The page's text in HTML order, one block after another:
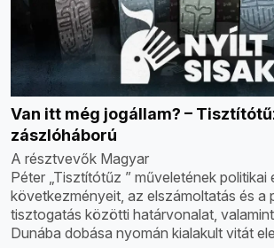
Van itt még jogállam? –
zászlóháború
A résztvevők Magyar
Péter „Tisztítótűz ” műveletének politikai
következményeit, az elszámoltatás és a
tisztogatás közötti határvonalat,
Dunába dobása nyomán kialakult vitát